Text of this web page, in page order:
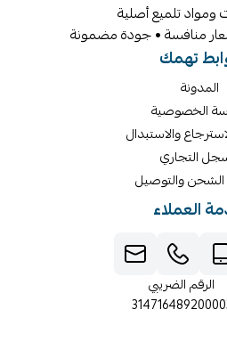
ومواد تلميع أصلية
منافسة • جودة مضمونة
تهمك
المدونة
الخصوصية
والاستبدال
التجاري
والتوصيل
العملاء
الرقم الضريبي